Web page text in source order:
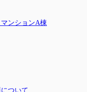
ンションA棟
ついて